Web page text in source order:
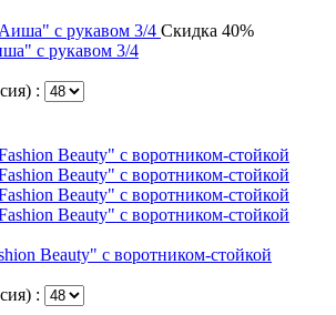
Скидка 40%
с рукавом 3/4
:
Beauty" с воротником-стойкой
: